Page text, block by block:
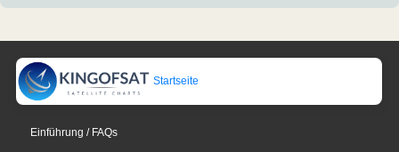
Startseite
Einführung / FAQs